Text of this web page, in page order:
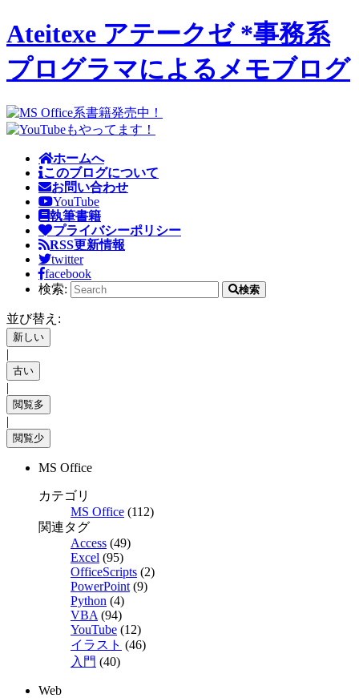
Ateitexe アテークゼ *事務系
プログラマによるメモブログ
ホームへ
このブログについて
お問い合わせ
YouTube
執筆書籍
プライバシーポリシー
RSS更新情報
twitter
facebook
検索: 検索
並び替え:
|
|
|
MS Office
カテゴリ
MS Office (112)
関連タグ
Access (49)
Excel (95)
OfficeScripts (2)
PowerPoint (9)
Python (4)
VBA (94)
YouTube (12)
イラスト (46)
入門 (40)
Web